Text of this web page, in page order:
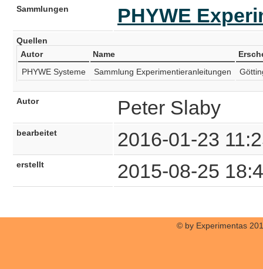
Sammlungen PHYWE
Quellen
Autor
Name
PHYWE Systeme
Sammlung Experimentieranleitungen
Autor Peter Slaby
bearbeitet 2016-01-23
erstellt 2015-08-25
© by Experimentas